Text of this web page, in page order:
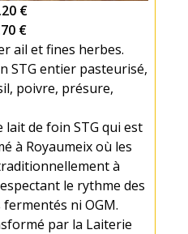
€
€
ail et fines herbes.
STG entier pasteurisé,
poivre, présure,
de foin STG qui est
à Royaumeix où les
à
le rythme des
ni OGM.
par la Laiterie